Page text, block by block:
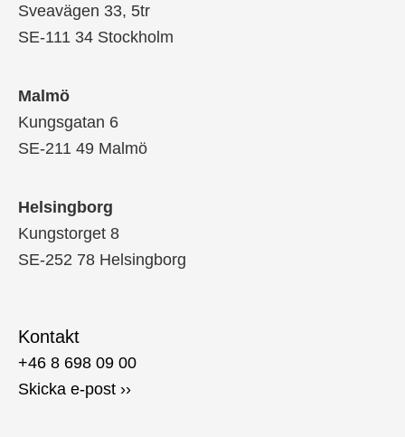
Sveavägen 33, 5tr
SE-111 34 Stockholm
Malmö
Kungsgatan 6
SE-211 49 Malmö
Helsingborg
Kungstorget 8
SE-252 78 Helsingborg
Kontakt
+46 8 698 09 00
Skicka e-post ››